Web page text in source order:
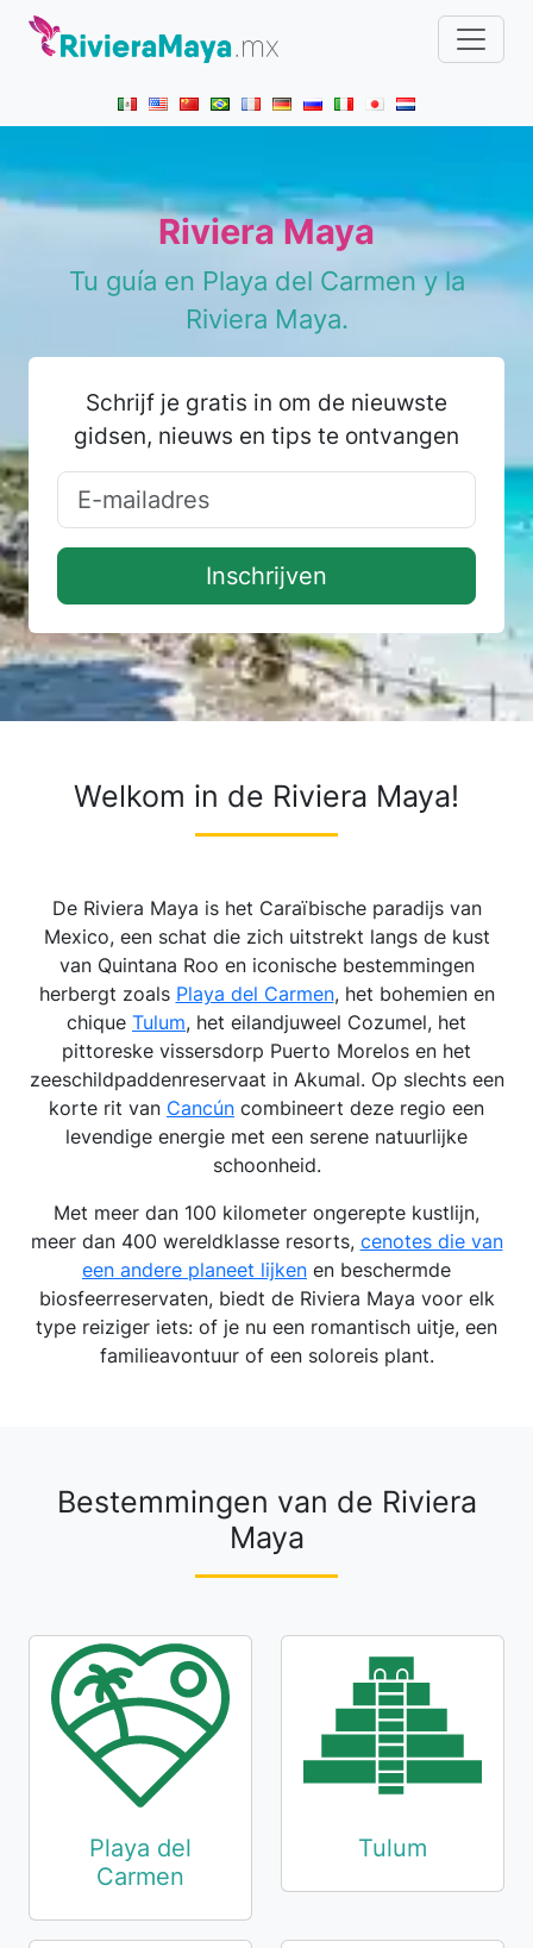
Riviera Maya
Tu guía en Playa del Carmen y la
Riviera Maya.
Schrijf je gratis in om de nieuwste
gidsen, nieuws en tips te ontvangen
Laden ...
Inschrijven
Welkom in de Riviera Maya!
De Riviera Maya is het Caraïbische paradijs van
Mexico, een schat die zich uitstrekt langs de kust
van Quintana Roo en iconische bestemmingen
herbergt zoals Playa del Carmen, het bohemien en
chique Tulum, het eilandjuweel Cozumel, het
pittoreske vissersdorp Puerto Morelos en het
zeeschildpaddenreservaat in Akumal. Op slechts een
korte rit van Cancún combineert deze regio een
levendige energie met een serene natuurlijke
schoonheid.
Met meer dan 100 kilometer ongerepte kustlijn,
meer dan 400 wereldklasse resorts, cenotes die van
een andere planeet lijken en beschermde
biosfeerreservaten, biedt de Riviera Maya voor elk
type reiziger iets: of je nu een romantisch uitje, een
familieavontuur of een soloreis plant.
Bestemmingen van de Riviera
Maya
Playa del
Carmen
Tulum